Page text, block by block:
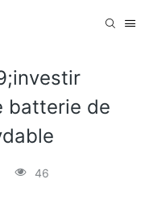
batterie de
46